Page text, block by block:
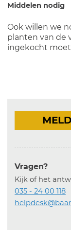
Middelen nodig
Ook willen we
planten van de
ingekocht
Vragen?
Kijk of het
035 - 24 00 118